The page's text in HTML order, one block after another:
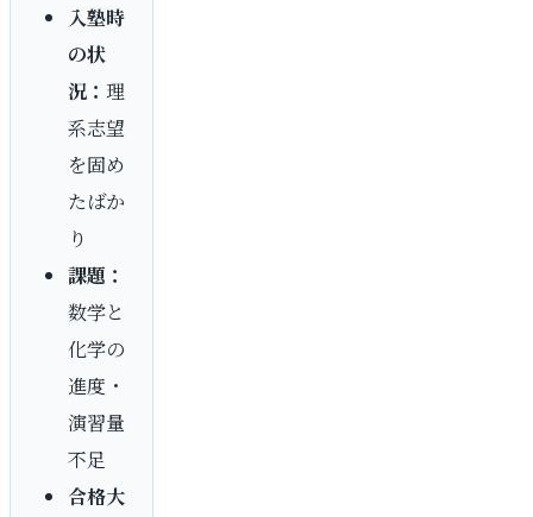
入塾時
の状
況： 理
系志望
を固め
たばか
り
課題：
数学と
化学の
進度・
演習量
不足
合格大